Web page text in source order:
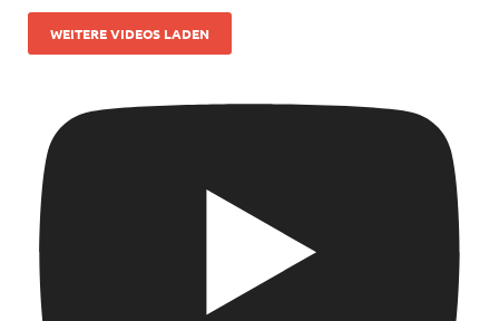
WEITERE VIDEOS LADEN